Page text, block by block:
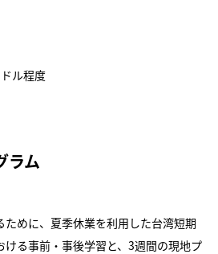
ル程度
ラム
めに、夏季休業を利用した台湾短期
る事前・事後学習と、3週間の現地プ